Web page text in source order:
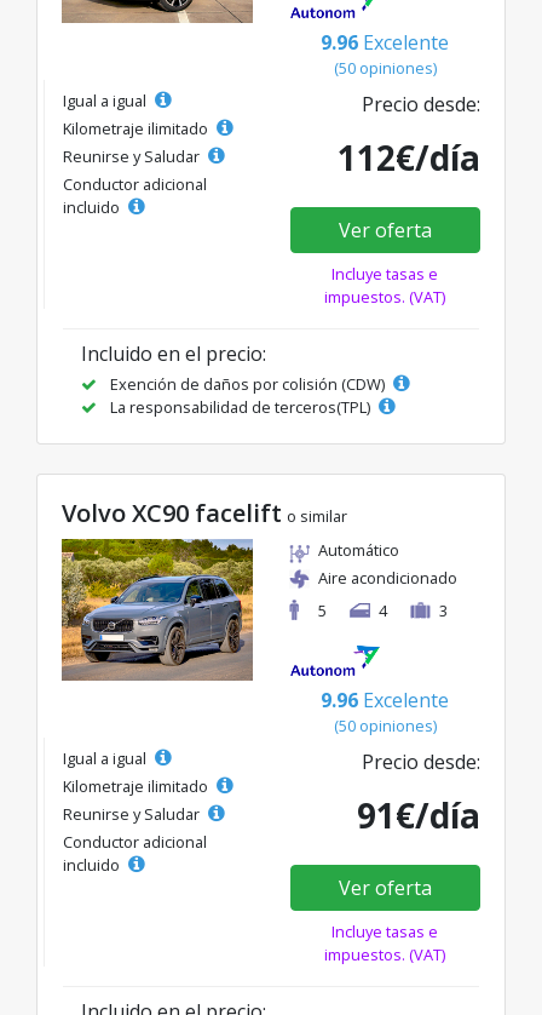
9.96 Excelente
(50 opiniones)
Igual a igual
Kilometraje ilimitado
Reunirse y Saludar
Conductor adicional
incluido
Precio desde:
112€/día
Ver oferta
Incluye tasas e
impuestos. (VAT)
Incluido en el precio:
Exención de daños por colisión (CDW)
La responsabilidad de terceros(TPL)
Volvo XC90 facelift o similar
Automático
Aire acondicionado
5
4 3
9.96 Excelente
(50 opiniones)
Igual a igual
Kilometraje ilimitado
Reunirse y Saludar
Conductor adicional
incluido
Precio desde:
91€/día
Ver oferta
Incluye tasas e
impuestos. (VAT)